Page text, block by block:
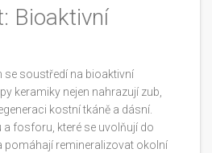
Bioaktivní
se soustředí na bioaktivní
keramiky nejen nahrazují zub,
kostní tkáně a dásní.
a fosforu, které se uvolňují do
pomáhají remineralizovat okolní